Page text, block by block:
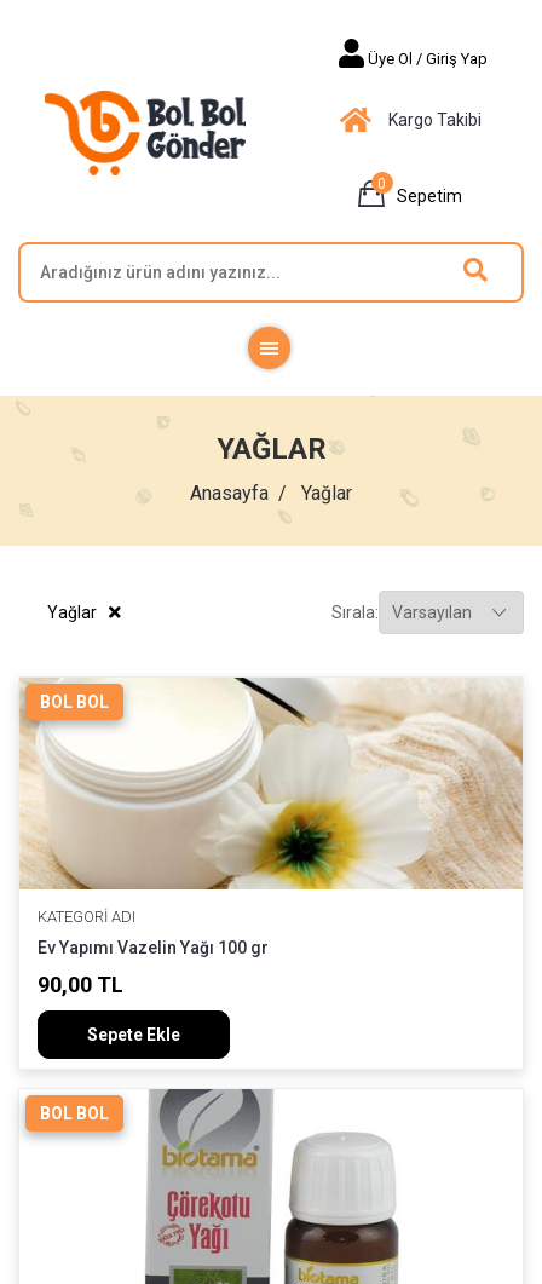
Üye Ol / Giriş Yap
Kargo Takibi
0
Sepetim
YAĞLAR
Anasayfa Yağlar
Yağlar Sırala:
BOL BOL
KATEGORI ADI
Ev Yapımı Vazelin Yağı 100 gr
90,00 TL
Sepete Ekle
BOL BOL